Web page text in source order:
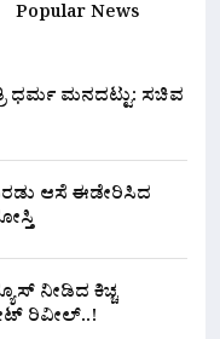
Popular News
ಧರ್ಮ ಮನದಟ್ಟು: ಸಚಿವ
ಆಸೆ ಈಡೇರಿಸಿದ
ನೀಡಿದ ಕಿಚ್ಚ
ರಿವೀಲ್..!